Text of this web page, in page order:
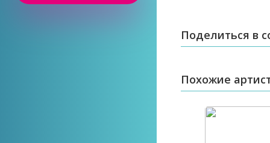
Поделиться в
Похожие